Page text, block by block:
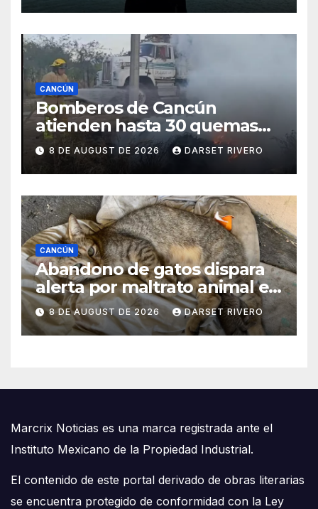
CANCÚN
Bomberos de Cancún
atienden hasta 30 quemas
de basura y áreas verdes
durante el mes de Julio
8 DE AUGUST DE 2026 DARSET RIVERO
CANCÚN
Abandono de gatos dispara
alerta por maltrato animal en
Cancún
8 DE AUGUST DE 2026 DARSET RIVERO
Marcrix Noticias es una marca registrada ante el
Instituto Mexicano de la Propiedad Industrial.
El contenido de este portal derivado de obras literarias
se encuentra protegido de conformidad con la Ley